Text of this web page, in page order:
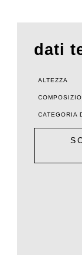
dati
ALTEZZA
CATEGORIA